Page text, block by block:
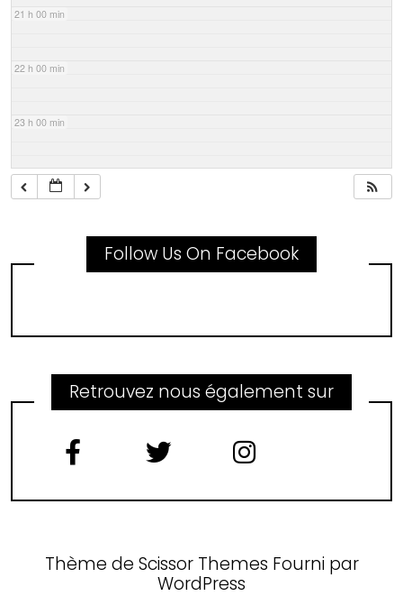
21 h 00 min
22 h 00 min
23 h 00 min
Follow Us On Facebook
Retrouvez nous également sur
Thème de Scissor Themes Fourni par
WordPress